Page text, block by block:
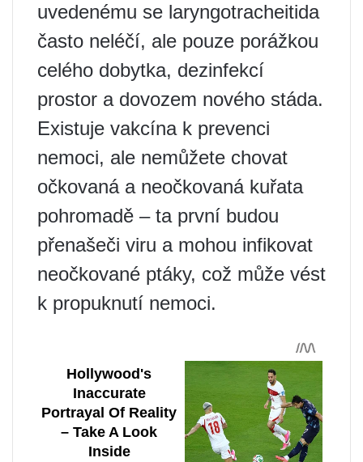
uvedenému se laryngotracheitida
často neléčí, ale pouze porážkou
celého dobytka, dezinfekcí
prostor a dovozem nového stáda.
Existuje vakcína k prevenci
nemoci, ale nemůžete chovat
očkovaná a neočkovaná kuřata
pohromadě – ta první budou
přenašeči viru a mohou infikovat
neočkované ptáky, což může vést
k propuknutí nemoci.